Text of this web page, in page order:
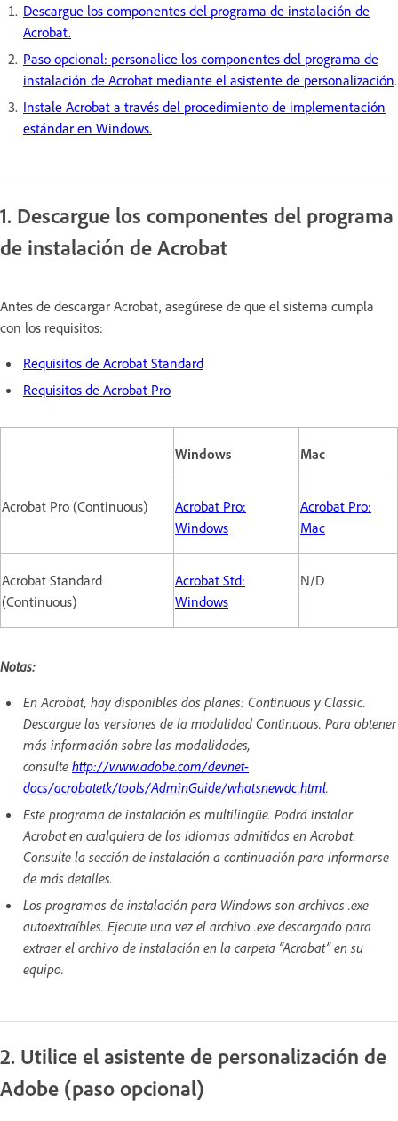
Descargue los componentes del programa de instalación de
Acrobat.
Paso opcional: personalice los componentes del programa de
instalación de Acrobat mediante el asistente de personalización.
Instale Acrobat a través del procedimiento de implementación
estándar en Windows.
1. Descargue los componentes del programa
de instalación de Acrobat
Antes de descargar Acrobat, asegúrese de que el sistema cumpla
con los requisitos:
Requisitos de Acrobat Standard
Requisitos de Acrobat Pro
Windows Mac
Acrobat Pro (Continuous)
Acrobat Pro:
Windows
Acrobat Pro:
Mac
Acrobat Standard
(Continuous)
Acrobat Std:
Windows
N/D
Notas:
En Acrobat, hay disponibles dos planes: Continuous y Classic.
Descargue las versiones de la modalidad Continuous. Para obtener
más información sobre las modalidades,
consulte http://www.adobe.com/devnet-
docs/acrobatetk/tools/AdminGuide/whatsnewdc.html.
Este programa de instalación es multilingüe. Podrá instalar
Acrobat en cualquiera de los idiomas admitidos en Acrobat.
Consulte la sección de instalación a continuación para informarse
de más detalles.
Los programas de instalación para Windows son archivos .exe
autoextraíbles. Ejecute una vez el archivo .exe descargado para
extraer el archivo de instalación en la carpeta “Acrobat” en su
equipo.
2. Utilice el asistente de personalización de
Adobe (paso opcional)